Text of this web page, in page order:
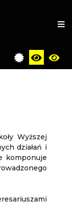
Wyższej
działań i
komponuje